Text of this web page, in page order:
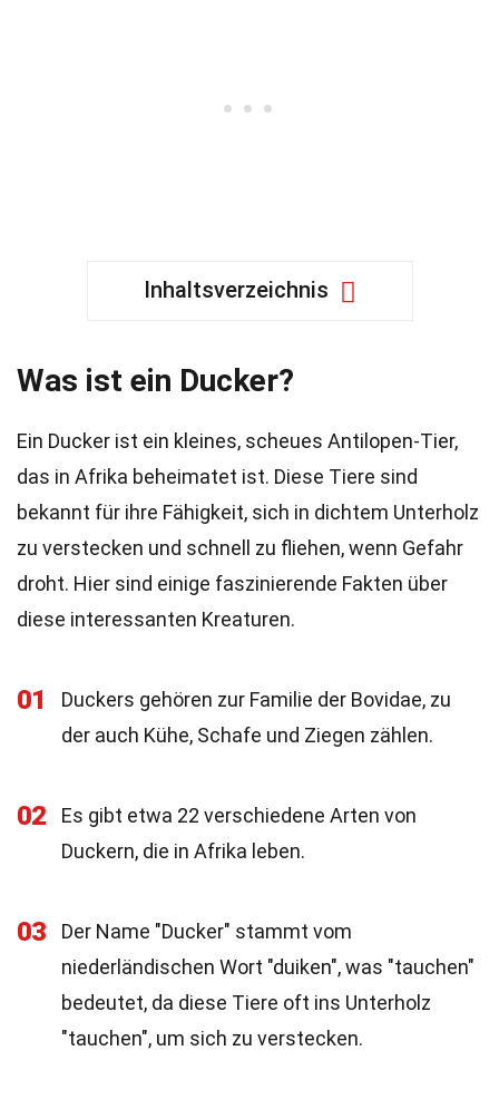
Inhaltsverzeichnis
Was ist ein Ducker?
Ein Ducker ist ein kleines, scheues Antilopen-Tier,
das in Afrika beheimatet ist. Diese Tiere sind
bekannt für ihre Fähigkeit, sich in dichtem Unterholz
zu verstecken und schnell zu fliehen, wenn Gefahr
droht. Hier sind einige faszinierende Fakten über
diese interessanten Kreaturen.
01
Duckers gehören zur Familie der Bovidae, zu
der auch Kühe, Schafe und Ziegen zählen.
02
Es gibt etwa 22 verschiedene Arten von
Duckern, die in Afrika leben.
03
Der Name "Ducker" stammt vom
niederländischen Wort "duiken", was "tauchen"
bedeutet, da diese Tiere oft ins Unterholz
"tauchen", um sich zu verstecken.